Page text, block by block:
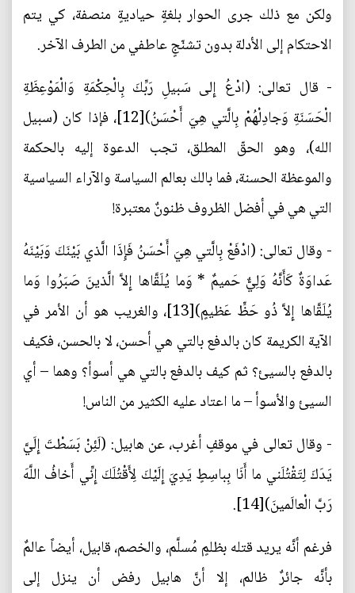
ولكن مع ذلك جرى الحوار بلغةٍ حياديةٍ منصفة، كي يتم
الاحتكام إلى الأدلة بدون تشنّجٍ عاطفي من الطرف الآخر.
- قال تعالى: (ادْعُ إِلى‏ سَبيلِ رَبِّكَ بِالْحِكْمَةِ وَالْمَوْعِظَةِ
الْحَسَنَةِ وَجادِلْهُمْ بِالَّتي‏ هِيَ أَحْسَنُ)[12]، فإذا كان (سبيل
الله)، وهو الحقّ المطلق، تجب الدعوة إليه بالحكمة
والموعظة الحسنة، فما بالك بعالم السياسة والآراء السياسية
التي هي في أفضل الظروف ظنونٌ معتبرة!
- وقال تعالى: (ادْفَعْ بِالَّتي‏ هِيَ أَحْسَنُ فَإِذَا الَّذي بَيْنَكَ وَبَيْنَهُ
عَداوَةٌ كَأَنَّهُ وَلِيٌّ حَميمٌ * وَما يُلَقَّاها إِلاَّ الَّذينَ صَبَرُوا وَما
يُلَقَّاها إِلاَّ ذُو حَظٍّ عَظيمٍ)[13]، والغريب هو أن الأمر في
الآية الكريمة كان بالدفع بالتي هي أحسن، لا بالحسن، فكيف
بالدفع بالسيئ؟ ثم كيف بالدفع بالتي هي أسوأ؟ وهما – أي
السيئ والأسوأ – ما اعتاد عليه الكثير من الناس!
- وقال تعالى في موقفٍ أغرب، عن هابيل: (لَئِنْ بَسَطْتَ إِلَيَّ
يَدَكَ لِتَقْتُلَني‏ ما أَنَا بِباسِطٍ يَدِيَ إِلَيْكَ لِأَقْتُلَكَ إِنِّي أَخافُ اللَّهَ
رَبَّ الْعالَمينَ)[14].
فرغم أنَّه يريد قتله بظلمٍ مُسلَّم، والخصم، قابيل، أيضاً عالمٌ
بأنَّه جائرٌ ظالم، إلا أنَّ هابيل رفض أن ينزل إلى